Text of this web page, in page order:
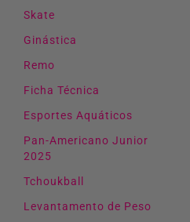
Skate
Ginástica
Remo
Ficha Técnica
Esportes Aquáticos
Pan-Americano Junior
2025
Tchoukball
Levantamento de Peso